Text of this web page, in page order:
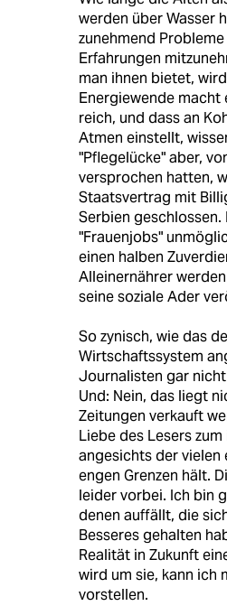
werden über Wasser
zunehmend
Erfahrungen
man ihnen bietet,
Energiewende macht
reich, und dass an
Atmen einstellt,
"Pflegelücke" aber,
versprochen hatten,
Staatsvertrag mit
Serbien
"Frauenjobs"
einen halben
Alleinernährer
seine soziale Ader
So zynisch, wie das
Wirtschaftssystem
Journalisten gar
Und: Nein, das liegt
Zeitungen verkauft
Liebe des Lesers
angesichts der
engen Grenzen hält.
leider vorbei. Ich bin
denen auffällt, die
Besseres gehalten
Realität in Zukunft
wird um sie, kann ich
vorstellen.